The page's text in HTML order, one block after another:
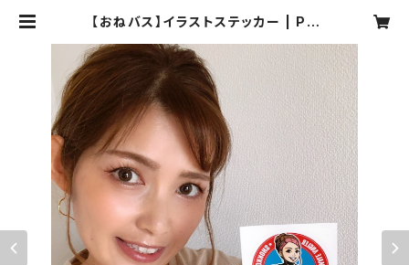
【おねバス】イラストステッカー | PO